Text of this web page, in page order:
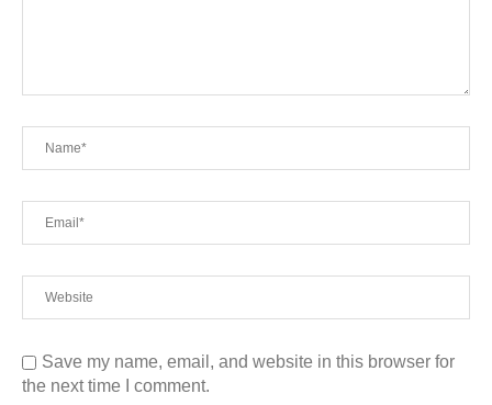
Save my name, email, and website in this browser for
the next time I comment.